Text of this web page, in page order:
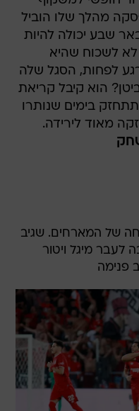
מהלך שלו הוביל
של הלדר לופס (52). באר שבע יכולה להיות
לשכוח שהיא
לפחות, הסגל שלה
הוא קיבל קריאת
בימים שנותרו
מאוד לירידה.
של המארחים. שגיב
לעבר מיגל ויטור
פנימה